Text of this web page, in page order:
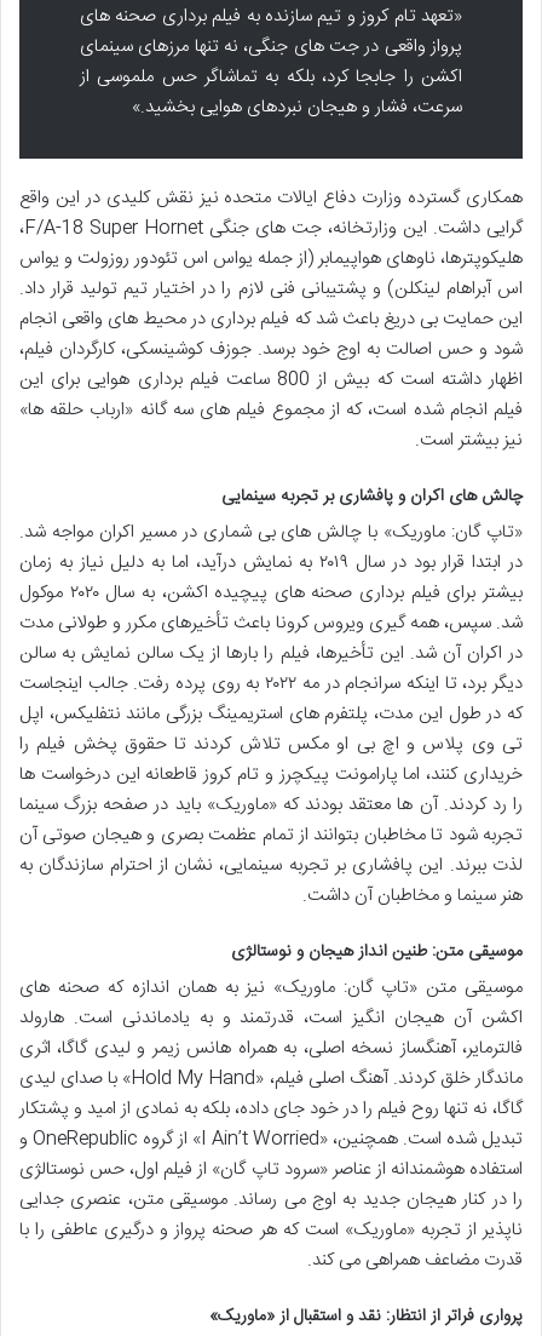
«تعهد تام کروز و تیم سازنده به فیلم برداری صحنه های
پرواز واقعی در جت های جنگی، نه تنها مرزهای سینمای
اکشن را جابجا کرد، بلکه به تماشاگر حس ملموسی از
سرعت، فشار و هیجان نبردهای هوایی بخشید.»
همکاری گسترده وزارت دفاع ایالات متحده نیز نقش کلیدی در این واقع
گرایی داشت. این وزارتخانه، جت های جنگی F/A-18 Super Hornet،
هلیکوپترها، ناوهای هواپیمابر (از جمله یواس اس تئودور روزولت و یواس
اس آبراهام لینکلن) و پشتیبانی فنی لازم را در اختیار تیم تولید قرار داد.
این حمایت بی دریغ باعث شد که فیلم برداری در محیط های واقعی انجام
شود و حس اصالت به اوج خود برسد. جوزف کوشینسکی، کارگردان فیلم،
اظهار داشته است که بیش از 800 ساعت فیلم برداری هوایی برای این
فیلم انجام شده است، که از مجموع فیلم های سه گانه «ارباب حلقه ها»
نیز بیشتر است.
چالش های اکران و پافشاری بر تجربه سینمایی
«تاپ گان: ماوریک» با چالش های بی شماری در مسیر اکران مواجه شد.
در ابتدا قرار بود در سال ۲۰۱۹ به نمایش درآید، اما به دلیل نیاز به زمان
بیشتر برای فیلم برداری صحنه های پیچیده اکشن، به سال ۲۰۲۰ موکول
شد. سپس، همه گیری ویروس کرونا باعث تأخیرهای مکرر و طولانی مدت
در اکران آن شد. این تأخیرها، فیلم را بارها از یک سالن نمایش به سالن
دیگر برد، تا اینکه سرانجام در مه ۲۰۲۲ به روی پرده رفت. جالب اینجاست
که در طول این مدت، پلتفرم های استریمینگ بزرگی مانند نتفلیکس، اپل
تی وی پلاس و اچ بی او مکس تلاش کردند تا حقوق پخش فیلم را
خریداری کنند، اما پارامونت پیکچرز و تام کروز قاطعانه این درخواست ها
را رد کردند. آن ها معتقد بودند که «ماوریک» باید در صفحه بزرگ سینما
تجربه شود تا مخاطبان بتوانند از تمام عظمت بصری و هیجان صوتی آن
لذت ببرند. این پافشاری بر تجربه سینمایی، نشان از احترام سازندگان به
هنر سینما و مخاطبان آن داشت.
موسیقی متن: طنین انداز هیجان و نوستالژی
موسیقی متن «تاپ گان: ماوریک» نیز به همان اندازه که صحنه های
اکشن آن هیجان انگیز است، قدرتمند و به یادماندنی است. هارولد
فالترمایر، آهنگساز نسخه اصلی، به همراه هانس زیمر و لیدی گاگا، اثری
ماندگار خلق کردند. آهنگ اصلی فیلم، «Hold My Hand» با صدای لیدی
گاگا، نه تنها روح فیلم را در خود جای داده، بلکه به نمادی از امید و پشتکار
تبدیل شده است. همچنین، «I Ain’t Worried» از گروه OneRepublic و
استفاده هوشمندانه از عناصر «سرود تاپ گان» از فیلم اول، حس نوستالژی
را در کنار هیجان جدید به اوج می رساند. موسیقی متن، عنصری جدایی
ناپذیر از تجربه «ماوریک» است که هر صحنه پرواز و درگیری عاطفی را با
قدرت مضاعف همراهی می کند.
پرواری فراتر از انتظار: نقد و استقبال از «ماوریک»